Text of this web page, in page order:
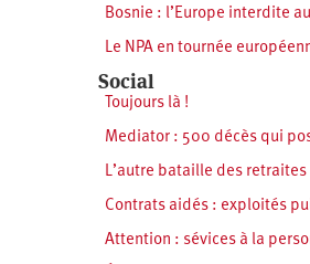
Bosnie : l’Europe interdite
Le NPA en tournée
Social
Toujours là !
Mediator : 500 décès qui
L’autre bataille des retraites
Contrats aidés : exploités
Attention : sévices à la